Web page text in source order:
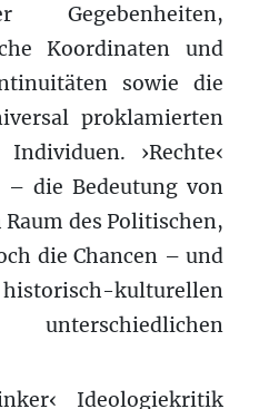
Gegebenheiten,
Koordinaten und
sowie die
proklamierten
›Rechte‹
die Bedeutung von
des Politischen,
die Chancen – und
kulturellen
Ideologiekritik